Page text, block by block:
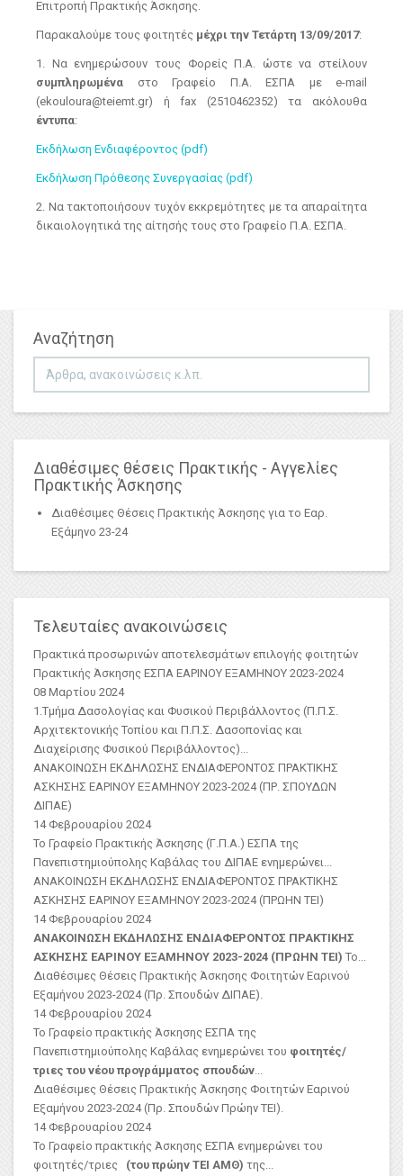
Επιτροπή Πρακτικής Άσκησης.
Παρακαλούμε τους φοιτητές μέχρι την Τετάρτη 13/09/2017:
1. Να ενημερώσουν τους Φορείς Π.Α. ώστε να στείλουν
συμπληρωμένα στο Γραφείο Π.Α. ΕΣΠΑ με e-mail
(ekouloura@teiemt.gr) ή fax (2510462352) τα ακόλουθα
έντυπα:
Εκδήλωση Ενδιαφέροντος (pdf)
Εκδήλωση Πρόθεσης Συνεργασίας (pdf)
2. Να τακτοποιήσουν τυχόν εκκρεμότητες με τα απαραίτητα
δικαιολογητικά της αίτησής τους στο Γραφείο Π.Α. ΕΣΠΑ.
Αναζήτηση
Αναζήτηση...
Διαθέσιμες θέσεις Πρακτικής - Αγγελίες
Πρακτικής Άσκησης
Διαθέσιμες Θέσεις Πρακτικής Άσκησης για το Εαρ.
Εξάμηνο 23-24
Τελευταίες ανακοινώσεις
Πρακτικά προσωρινών αποτελεσμάτων επιλογής φοιτητών
Πρακτικής Άσκησης ΕΣΠΑ ΕΑΡΙΝΟΥ ΕΞΑΜΗΝΟΥ 2023-2024
08 Μαρτίου 2024
1.Τμήμα Δασολογίας και Φυσικού Περιβάλλοντος (Π.Π.Σ.
Αρχιτεκτονικής Τοπίου και Π.Π.Σ. Δασοπονίας και
Διαχείρισης Φυσικού Περιβάλλοντος)...
ΑΝΑΚΟΙΝΩΣΗ ΕΚΔΗΛΩΣΗΣ ΕΝΔΙΑΦΕΡΟΝΤΟΣ ΠΡΑΚΤΙΚΗΣ
ΑΣKΗΣΗΣ ΕΑΡΙΝΟΥ ΕΞΑΜΗΝΟΥ 2023-2024 (ΠΡ. ΣΠΟΥΔΩΝ
ΔΙΠΑΕ)
14 Φεβρουαρίου 2024
Το Γραφείο Πρακτικής Άσκησης (Γ.Π.Α.) ΕΣΠΑ της
Πανεπιστημιούπολης Καβάλας του ΔΙΠΑΕ ενημερώνει...
ΑΝΑΚΟΙΝΩΣΗ ΕΚΔΗΛΩΣΗΣ ΕΝΔΙΑΦΕΡΟΝΤΟΣ ΠΡΑΚΤΙΚΗΣ
ΑΣΚΗΣΗΣ ΕΑΡΙΝΟΥ ΕΞΑΜΗΝΟΥ 2023-2024 (ΠΡΩΗΝ ΤΕΙ)
14 Φεβρουαρίου 2024
ΑΝΑΚΟΙΝΩΣΗ ΕΚΔΗΛΩΣΗΣ ΕΝΔΙΑΦΕΡΟΝΤΟΣ ΠΡΑΚΤΙΚΗΣ
ΑΣΚΗΣΗΣ ΕΑΡΙΝΟΥ ΕΞΑΜΗΝΟΥ 2023-2024 (ΠΡΩΗΝ ΤΕΙ) Το...
Διαθέσιμες Θέσεις Πρακτικής Άσκησης Φοιτητών Εαρινού
Εξαμήνου 2023-2024 (Πρ. Σπουδών ΔΙΠΑΕ).
14 Φεβρουαρίου 2024
Το Γραφείο πρακτικής Άσκησης ΕΣΠΑ της
Πανεπιστημιούπολης Καβάλας ενημερώνει του φοιτητές/
τριες του νέου προγράμματος σπουδών...
Διαθέσιμες Θέσεις Πρακτικής Άσκησης Φοιτητών Εαρινού
Εξαμήνου 2023-2024 (Πρ. Σπουδών Πρώην ΤΕΙ).
14 Φεβρουαρίου 2024
Το Γραφείο πρακτικής Άσκησης ΕΣΠΑ ενημερώνει του
φοιτητές/τριες (του πρώην ΤΕΙ ΑΜΘ) της...